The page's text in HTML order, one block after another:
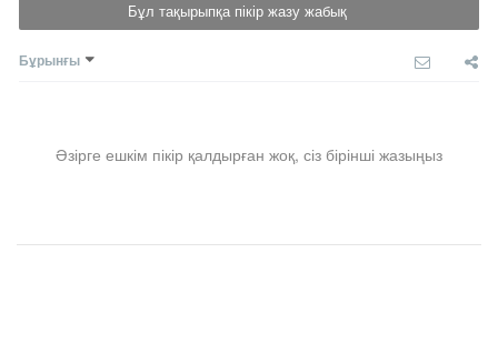
Бұл тақырыпқа пікір жазу жабық
Бұрынғы
Әзірге ешкім пікір қалдырған жоқ, сіз бірінші жазыңыз